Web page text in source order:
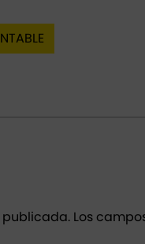
publicada. Los